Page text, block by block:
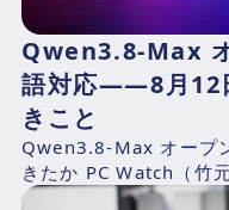
Qwen3.8-Max
語対応——8月12
きこと
Qwen3.8-Max オープ
きたか PC Watch（竹
報道によれば、